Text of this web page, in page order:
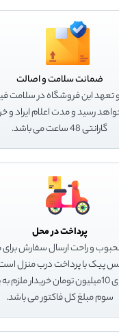
ضمانت سلامت و اصالت
این فروشگاه در سلامت
رسید و مدت اعلام ایراد و
گارانتی 48 ساعت می باشد.
پرداخت در محل
و راحت ارسال سفارش برای
360، سرویس پیک با پرداخت درب
در سفارش های بالای 10میلیون تومان
سوم مبلغ کل فاکتور می باشد.